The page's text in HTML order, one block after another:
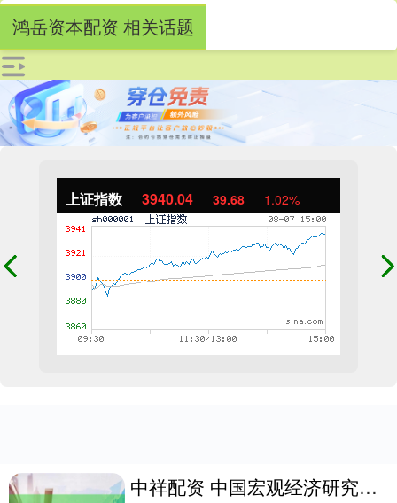
上证指数 3940.04 39.68 1.02%
鸿岳资本配资 相关话题
中祥配资 中国宏观经济研究院能源研究所陶冶：绿电直连政策利好零碳园区、微电网与虚拟电厂建设 储能配置将成重要选择之一